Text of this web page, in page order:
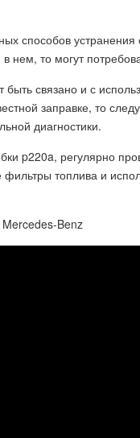
способов
нем, то могут
связано и с
заправке, то
диагностики.
p220a, регулярно
топлива и
Benz